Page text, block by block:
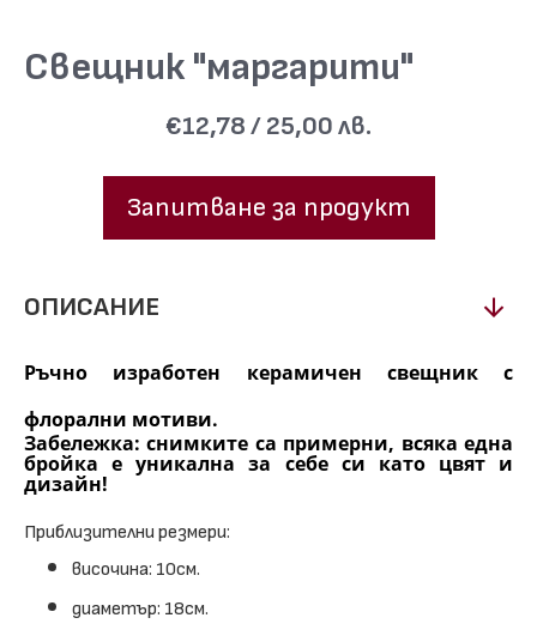
Свещник "маргарити"
€12,78 / 25,00 лв.
Запитване за продукт
ОПИСАНИЕ
Ръчно изработен керамичен свещник с
флорални мотиви.
Забележка: снимките са примерни, всяка една
бройка е уникална за себе си като цвят и
дизайн!
Приблизителни резмери:
височина: 10см.
диаметър: 18см.